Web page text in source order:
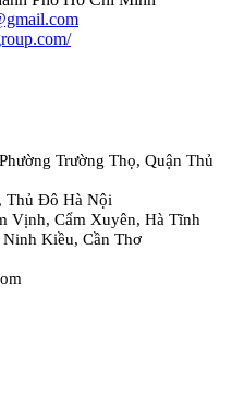
Trường Thọ, Quận Thủ
Thủ Đô Hà Nội
Vịnh, Cẩm Xuyên, Hà Tĩnh
Kiều, Cần Thơ